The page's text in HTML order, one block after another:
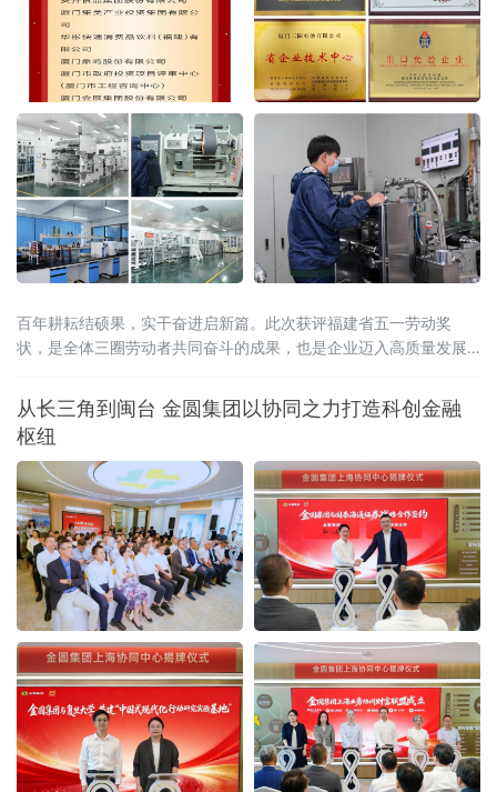
百年耕耘结硕果，实干奋进启新篇。此次获评福建省五一劳动奖
状，是全体三圈劳动者共同奋斗的成果，也是企业迈入高质量发展
从长三角到闽台 金圆集团以协同之力打造科创金融
枢纽